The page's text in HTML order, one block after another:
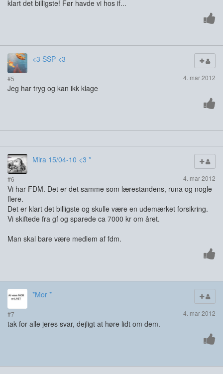
klart det billigste! Før havde vi hos if...
<3 SSP <3
#5 4. mar 2012
Jeg har tryg og kan ikk klage
Mira 15/04-10 <3 *
#6 4. mar 2012
Vi har FDM. Det er det samme som lærestandens, runa og nogle
flere.
Det er klart det billigste og skulle være en udemærket forsikring.
Vi skiftede fra gf og sparede ca 7000 kr om året.
Man skal bare være medlem af fdm.
*Mor *
#7 4. mar 2012
tak for alle jeres svar, dejligt at høre lidt om dem.